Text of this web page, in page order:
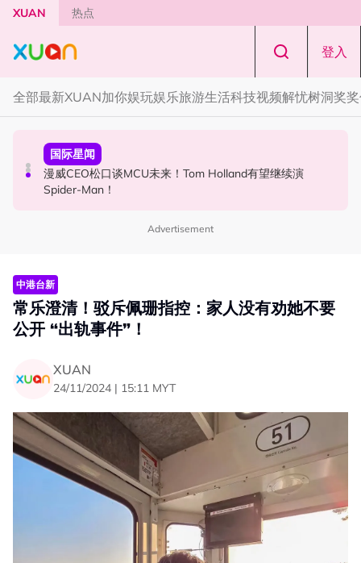
Skip to main content
XUAN 热点
登入
全部最新XUAN加你娱玩娱乐旅游生活科技视频解忧树洞奖
国际星闻
张员瑛频陷耍大牌争议！首度吐心声：真相终究会浮出水
面！
演唱会
F✦FOREVER 首次来马开唱！万人合唱《流星雨》，梦回
《流星花园》
国际星闻
漫威CEO松口谈MCU未来！Tom Holland有望继续演
Spider-Man！
Advertisement
中港台新
常乐澄清！驳斥佩珊指控：家人没有劝她不要
公开 “出轨事件”！
XUAN
24/11/2024 | 15:11 MYT